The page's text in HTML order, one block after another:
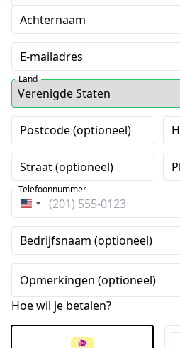
Achternaam
E-mailadres
Land
Postcode (optioneel)
Straat (optioneel)
Verenigde
Staten
+1
Telefoonnummer
Bedrijfsnaam (optioneel)
Opmerkingen (optioneel)
Hoe wil je betalen?